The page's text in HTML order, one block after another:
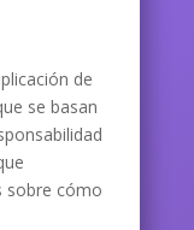
de
se basan
sobre cómo